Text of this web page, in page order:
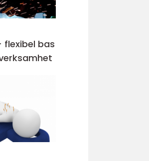
flexibel bas